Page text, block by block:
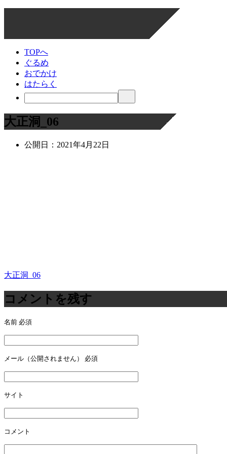
TOPへ
ぐるめ
おでかけ
はたらく
大正洞_06
公開日： 2021年4月22日
投
稿
ナ
ビ
ゲ
ー
シ
ョ
ン
大正洞_06
コメントを残す
名前 必須
メール（公開されません） 必須
サイト
コメント